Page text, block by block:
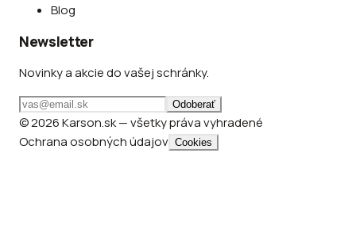
Blog
Newsletter
Novinky a akcie do vašej schránky.
Odoberať
© 2026 Karson.sk — všetky práva vyhradené
Ochrana osobných údajov Cookies